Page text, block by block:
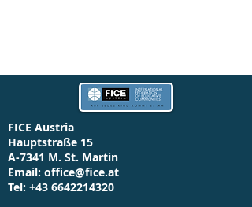
FICE Austria
Hauptstraße 15
A-7341 M. St. Martin
Email: office@fice.at
Tel: +43 6642214320